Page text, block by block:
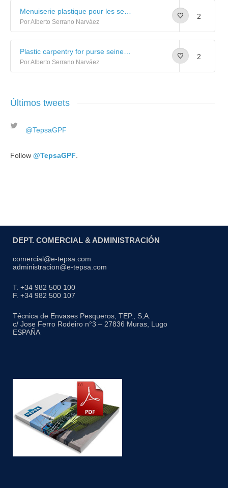
Por Alberto Serrano Narváez
2
Por Alberto Serrano Narváez
2
Últimos tweets
@TepsaGPF
Follow @TepsaGPF
DEPT. COMERCIAL & ADMINISTRACIÓN
comercial@e-tepsa.com
administracion@e-tepsa.com
T. +34 982 500 100
F. +34 982 500 107
Técnica de Envases Pesqueros, TEP., S,A.
c/ Jose Ferro Rodeiro n°3 – 27836 Muras, Lugo
ESPAÑA